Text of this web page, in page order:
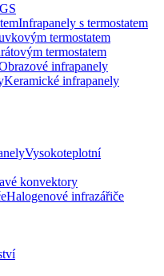
Infrapanely s termostatem
termostatem
termostatem
infrapanely
Keramické infrapanely
Vysokoteplotní
konvektory
Halogenové infrazářiče